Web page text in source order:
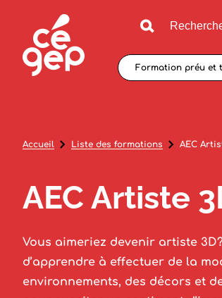
Formation préu et
Accueil Liste des formations AEC
AEC Artiste
Vous aimeriez devenir artiste
d’apprendre à effectuer de la
environnements, des décors et